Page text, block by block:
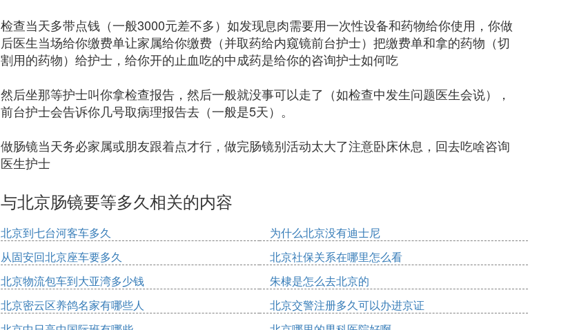
检查当天多带点钱（一般3000元差不多）如发现息肉需要用一次性设备和药物给你使用，你做
后医生当场给你缴费单让家属给你缴费（并取药给内窥镜前台护士）把缴费单和拿的药物（切
割用的药物）给护士，给你开的止血吃的中成药是给你的咨询护士如何吃
然后坐那等护士叫你拿检查报告，然后一般就没事可以走了（如检查中发生问题医生会说），
前台护士会告诉你几号取病理报告去（一般是5天）。
做肠镜当天务必家属或朋友跟着点才行，做完肠镜别活动太大了注意卧床休息，回去吃啥咨询
医生护士
与北京肠镜要等多久相关的内容
北京到七台河客车多久
为什么北京没有迪士尼
从固安回北京座车要多久
北京社保关系在哪里怎么看
北京物流包车到大亚湾多少钱
朱棣是怎么去北京的
北京密云区养鸽名家有哪些人
北京交警注册多久可以办进京证